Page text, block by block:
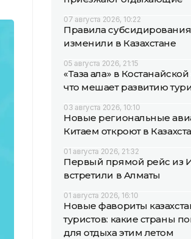
07 августа 2026, 10:22
Правила
изменили в Казахстане
05 августа 2026, 21:15
«Таза қала» в
что мешает развитию
03 августа 2026, 10:10
Новые региональные
Китаем откроют в
01 августа 2026, 21:32
Первый прямой рейс из
встретили в Алматы
01 августа 2026, 16:10
Новые фавориты
туристов: какие страны
для отдыха этим летом